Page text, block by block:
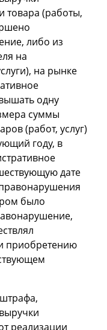
товара (работы,
либо из
на
на рынке
одну
суммы
(работ, услуг)
году, в
дате
было
приобретению
реализации